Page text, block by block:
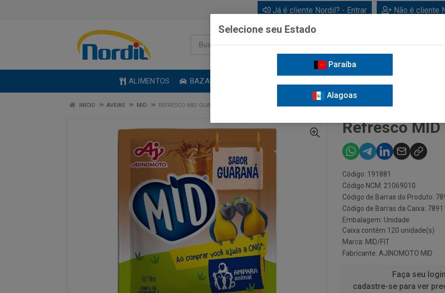
Já é cliente Nordil? - Entrar Não é cliente
ALIMENTOS BAZAR
INÍCIO AVEIAS MID REFRESCO MID GUARANÁ 20G
Refresco MID
Código: 191881
Código NCM: 21069010
Código de Barras do Produto:
Código de Barras da Caixa:
Embalagem: Unidade
Caixa contém 120 unidade(s)
Marca: MID/FIT
Fabricante: AJINOMOTO MID
Faça seu
cadastre-se para ver
Selecione seu Estado
Paraíba
Alagoas